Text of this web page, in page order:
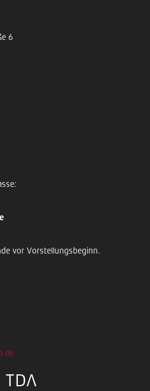
6
vor Vorstellungsbeginn.
TDA